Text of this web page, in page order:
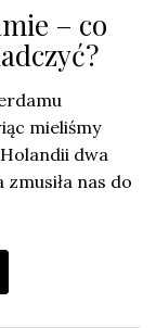
– co
mieliśmy
dwa
nas do